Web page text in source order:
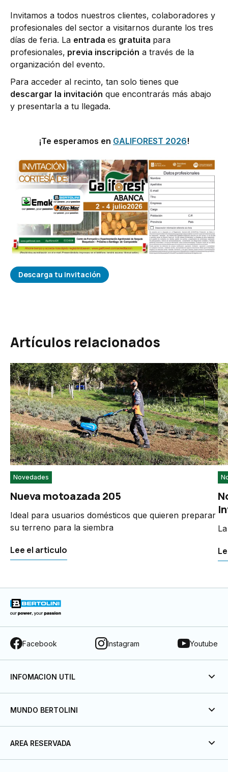
Invitamos a todos nuestros clientes, colaboradores y
profesionales del sector a visitarnos durante los tres
días de feria. La entrada es gratuita para
profesionales, previa inscripción a través de la
organización del evento.
Para acceder al recinto, tan solo tienes que
descargar la invitación que encontrarás más abajo
y presentarla a tu llegada.
¡Te esperamos en GALIFOREST 2026!
Descarga tu invitación
Artículos relacionados
Novedades
Nueva motoazada 205
Ideal para usuarios domésticos que quieren preparar
su terreno para la siembra
Lee el articulo
Facebook Instagram Youtube
INFOMACION UTIL
MUNDO BERTOLINI
AREA RESERVADA